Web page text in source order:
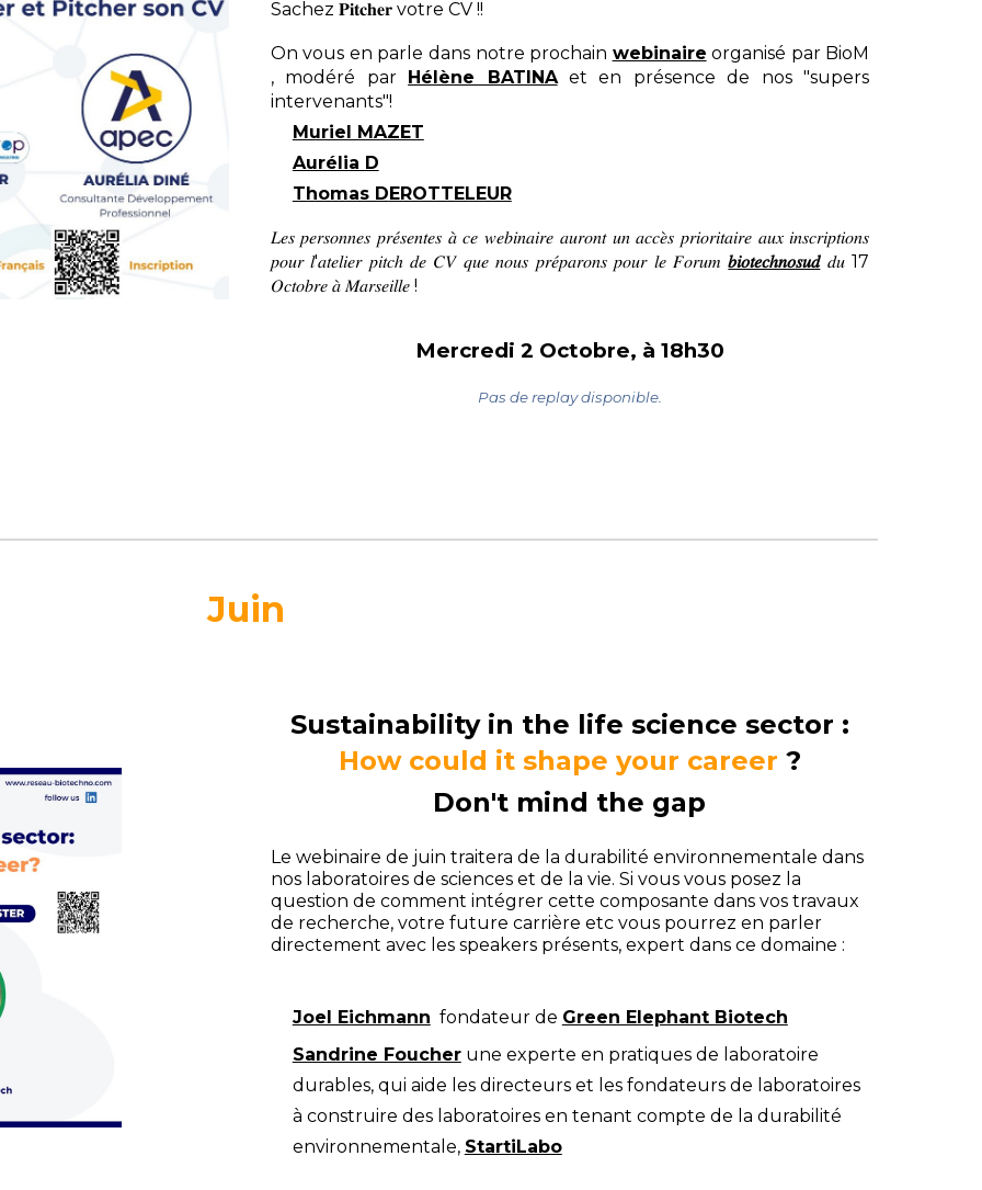
Sachez 𝐏𝐢𝐭𝐜𝐡𝐞𝐫 votre CV !!
On vous en parle dans notre prochain webinaire organisé par BioM
, modéré par
Hélène BATINAet en présence de nos "supers
intervenants"!
Muriel MAZET
Aurélia D
Thomas D EROTTELEUR
𝐿𝑒𝑠 𝑝𝑒𝑟𝑠𝑜𝑛𝑛𝑒𝑠 𝑝𝑟𝑒́𝑠𝑒𝑛𝑡𝑒𝑠 𝑎̀ 𝑐𝑒 𝑤𝑒𝑏𝑖𝑛𝑎𝑖𝑟𝑒 𝑎𝑢𝑟𝑜𝑛𝑡 𝑢𝑛 𝑎𝑐𝑐𝑒̀𝑠 𝑝𝑟𝑖𝑜𝑟𝑖𝑡𝑎𝑖𝑟𝑒 𝑎𝑢𝑥 𝑖𝑛𝑠𝑐𝑟𝑖𝑝𝑡𝑖𝑜𝑛𝑠
𝑝𝑜𝑢𝑟 𝑙'𝑎𝑡𝑒𝑙𝑖𝑒𝑟 𝑝𝑖𝑡𝑐ℎ 𝑑𝑒 𝐶𝑉 𝑞𝑢𝑒 𝑛𝑜𝑢𝑠 𝑝𝑟𝑒́𝑝𝑎𝑟𝑜𝑛𝑠 𝑝𝑜𝑢𝑟 𝑙𝑒 𝐹𝑜𝑟𝑢𝑚𝑏𝑖𝑜𝑡𝑒𝑐ℎ𝑛𝑜𝑠𝑢𝑑𝑑𝑢 17
𝑂𝑐𝑡𝑜𝑏𝑟𝑒 𝑎̀ 𝑀𝑎𝑟𝑠𝑒𝑖𝑙𝑙𝑒 !
Mercredi 2 Octobre, à 18h30
Pas de replay disponible.
Juin
Sustainability in the life science sector :
How could it shape your career ?
Don't mind the gap
Le webinaire de juin traitera de la durabilité environnementale dans
nos laboratoires de sciences et de la vie. Si vous vous posez la
question de comment intégrer cette composante dans vos travaux
de recherche, votre future carrière etc vous pourrez en parler
directement avec les speakers présents, expert dans ce domaine :
Joel Eichmann fondateur de Green Elephant Biotech
Sandrine Foucherune experte en pratiques de laboratoire
durables, qui aide les directeurs et les fondateurs de laboratoires
à construire des laboratoires en tenant compte de la durabilité
environnementale, StartiLabo